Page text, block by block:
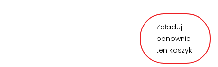
Załaduj
ponownie
ten koszyk